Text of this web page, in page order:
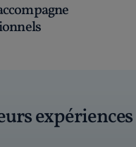
expériences